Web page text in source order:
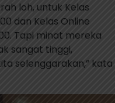
loh, untuk Kelas
dan Kelas Online
Tapi minat mereka
sangat tinggi,
selenggarakan,” kata